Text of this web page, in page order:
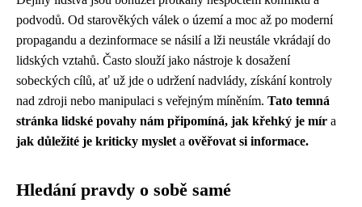
podvodů. Od starověkých válek o území a moc až po moderní
propagandu a dezinformace se násilí a lži neustále vkrádají do
lidských vztahů. Často slouží jako nástroje k dosažení
sobeckých cílů, ať už jde o udržení nadvlády, získání kontroly
nad zdroji nebo manipulaci s veřejným míněním. Tato temná
stránka lidské povahy nám připomíná, jak křehký je mír a
jak důležité je kriticky myslet a ověřovat si informace.
Hledání pravdy o sobě samé